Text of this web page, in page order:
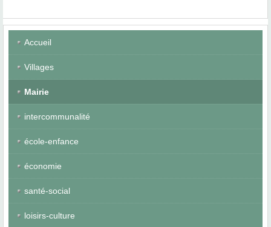
Accueil
Villages
Mairie
intercommunalité
école-enfance
économie
santé-social
loisirs-culture